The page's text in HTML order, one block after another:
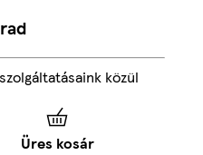
közül
Üres kosár